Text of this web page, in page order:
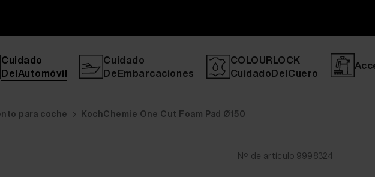
Cuidado
DelAutomóvil
Cuidado
DeEmbarcaciones
COLOURLOCK
CuidadoDelCuero
para coche KochChemie One Cut Foam Pad Ø150
Nº de artículo 9998324